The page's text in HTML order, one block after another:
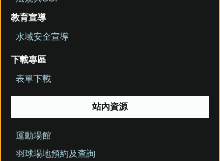
教育宣導
水域安全宣導
下載專區
表單下載
站內資源
運動場館
羽球場地預約及查詢